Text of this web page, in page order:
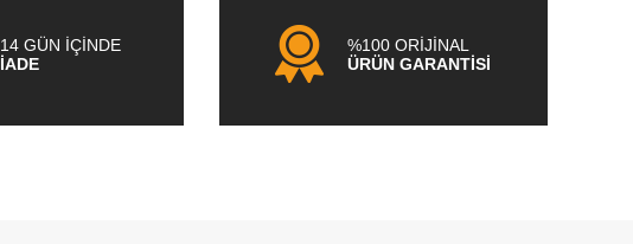
14 GÜN İÇİNDE
İADE
%100 ORİJİNAL
ÜRÜN GARANTİSİ